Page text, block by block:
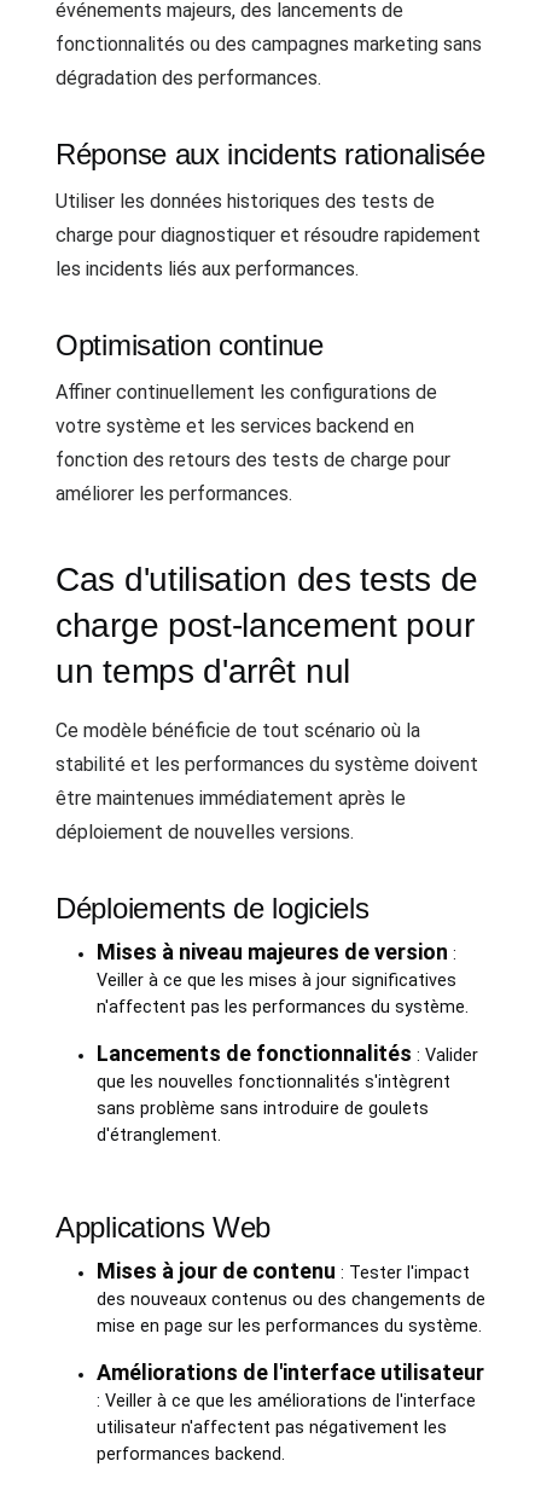
événements majeurs, des lancements de
fonctionnalités ou des campagnes marketing sans
dégradation des performances.
Réponse aux incidents rationalisée
Utiliser les données historiques des tests de
charge pour diagnostiquer et résoudre rapidement
les incidents liés aux performances.
Optimisation continue
Affiner continuellement les configurations de
votre système et les services backend en
fonction des retours des tests de charge pour
améliorer les performances.
Cas d'utilisation des tests de
charge post-lancement pour
un temps d'arrêt nul
Ce modèle bénéficie de tout scénario où la
stabilité et les performances du système doivent
être maintenues immédiatement après le
déploiement de nouvelles versions.
Déploiements de logiciels
Mises à niveau majeures de version :
Veiller à ce que les mises à jour significatives
n'affectent pas les performances du système.
Lancements de fonctionnalités : Valider
que les nouvelles fonctionnalités s'intègrent
sans problème sans introduire de goulets
d'étranglement.
Applications Web
Mises à jour de contenu : Tester l'impact
des nouveaux contenus ou des changements de
mise en page sur les performances du système.
Améliorations de l'interface utilisateur
: Veiller à ce que les améliorations de l'interface
utilisateur n'affectent pas négativement les
performances backend.